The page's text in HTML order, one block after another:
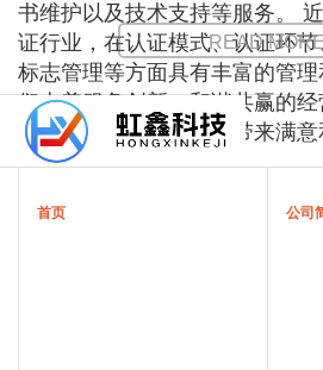
书维护以及技术支持等服务。
证行业，在认证模式、认证环
标志管理等方面具有丰富的管
们本着服务创新、和谐共赢的
任，服务发展，为企业带来满
READ MORE
首页 公司